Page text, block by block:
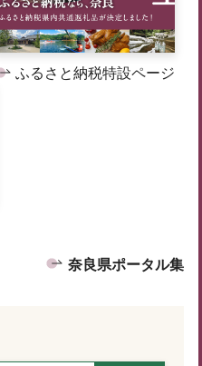
ふるさと納税特設ページ
奈良県ポータル集